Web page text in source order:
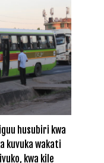
husubiri kwa
kuvuka wakati
kwa kile